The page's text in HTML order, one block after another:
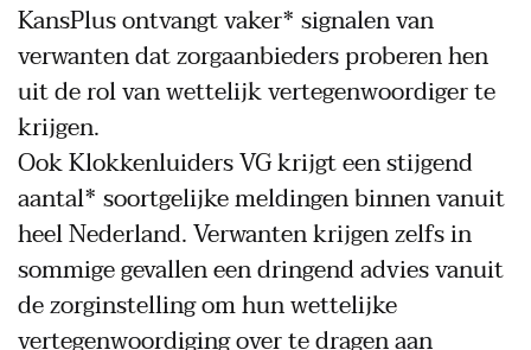
KansPlus ontvangt vaker* signalen van
verwanten dat zorgaanbieders proberen hen
uit de rol van wettelijk vertegenwoordiger te
krijgen.
Ook Klokkenluiders VG krijgt een stijgend
aantal* soortgelijke meldingen binnen vanuit
heel Nederland. Verwanten krijgen zelfs in
sommige gevallen een dringend advies vanuit
de zorginstelling om hun wettelijke
vertegenwoordiging over te dragen aan